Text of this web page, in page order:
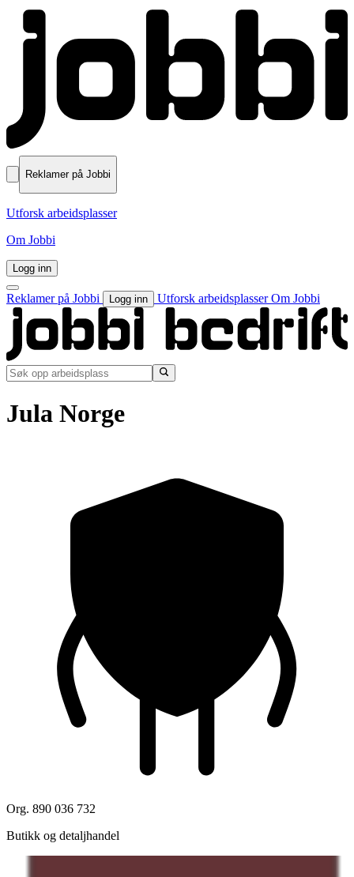
Reklamer på Jobbi
Utforsk arbeidsplasser
Om Jobbi
Logg inn
Reklamer på Jobbi Logg inn Utforsk arbeidsplasserOm Jobbi
Jula Norge
Org. 890 036 732
Butikk og detaljhandel